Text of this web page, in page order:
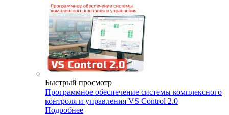
Быстрый просмотр
Программное обеспечение системы комплексного
контроля и управления VS Control 2.0
Подробнее